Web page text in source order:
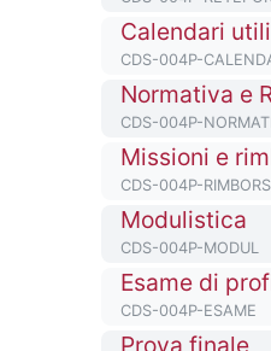
Titolo del corso
Calendari utili
Codice
CDS-004P-
Titolo del corso
Normativa e
Codice
CDS-004P-
Titolo del corso
Missioni e
Codice
CDS-004P-
Titolo del corso
Modulistica
Codice
CDS-004P-MODUL
Titolo del corso
Esame di
Codice
CDS-004P-ESAME
Titolo del corso
Prova finale